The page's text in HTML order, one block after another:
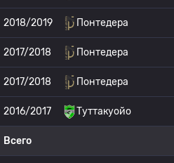
2018/2019 Понтедера
2017/2018 Понтедера
2017/2018 Понтедера
2016/2017 Туттакуойо
Всего